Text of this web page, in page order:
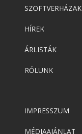
SZOFTVERHÁZAK
HÍREK
ÁRLISTÁK
RÓLUNK
IMPRESSZUM
MÉDIAAJÁNLAT